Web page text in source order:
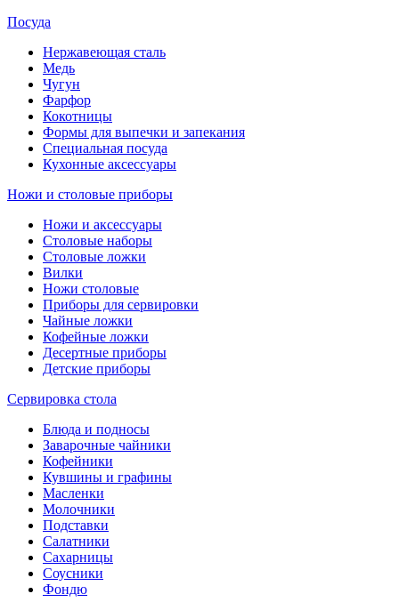
Посуда
Нержавеющая сталь
Медь
Чугун
Фарфор
Кокотницы
Формы для выпечки и запекания
Специальная посуда
Кухонные аксессуары
Ножи и столовые приборы
Ножи и аксессуары
Столовые наборы
Столовые ложки
Вилки
Ножи столовые
Приборы для сервировки
Чайные ложки
Кофейные ложки
Десертные приборы
Детские приборы
Сервировка стола
Блюда и подносы
Заварочные чайники
Кофейники
Кувшины и графины
Масленки
Молочники
Подставки
Салатники
Сахарницы
Соусники
Фондю